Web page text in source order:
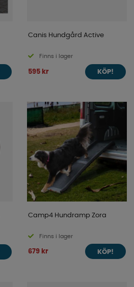
Canis Hundgård Active
Finns i lager
595 kr KÖP!
Camp4 Hundramp Zora
Finns i lager
679 kr KÖP!